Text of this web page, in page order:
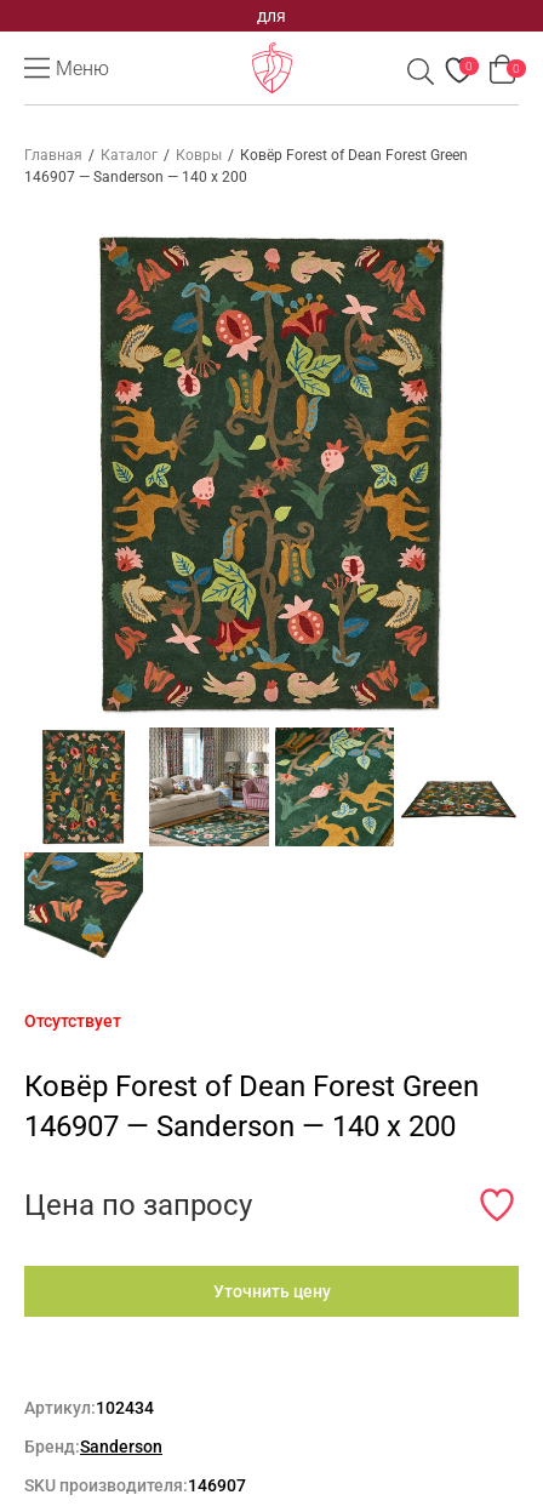
для
Меню 0 0
Главная / Каталог / Ковры / Ковёр Forest of Dean Forest Green
146907 — Sanderson — 140 x 200
Отсутствует
Ковёр Forest of Dean Forest Green
146907 — Sanderson — 140 x 200
Цена по запросу
Уточнить цену
Артикул:102434
Бренд:Sanderson
SKU производителя:146907